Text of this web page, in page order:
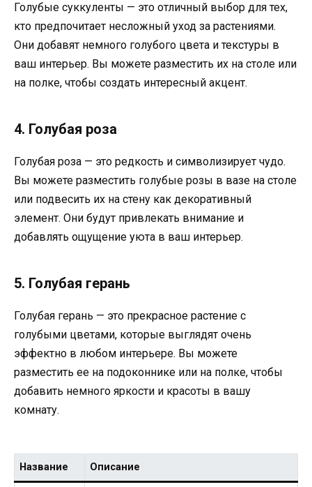
Голубые суккуленты — это отличный выбор для тех,
кто предпочитает несложный уход за растениями.
Они добавят немного голубого цвета и текстуры в
ваш интерьер. Вы можете разместить их на столе или
на полке, чтобы создать интересный акцент.
4. Голубая роза
Голубая роза — это редкость и символизирует чудо.
Вы можете разместить голубые розы в вазе на столе
или подвесить их на стену как декоративный
элемент. Они будут привлекать внимание и
добавлять ощущение уюта в ваш интерьер.
5. Голубая герань
Голубая герань — это прекрасное растение с
голубыми цветами, которые выглядят очень
эффектно в любом интерьере. Вы можете
разместить ее на подоконнике или на полке, чтобы
добавить немного яркости и красоты в вашу
комнату.
Название Описание